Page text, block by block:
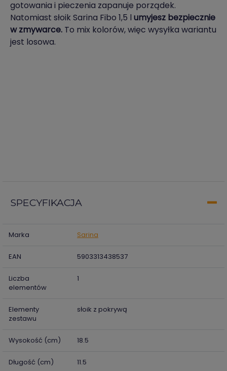
gotowania i pieczenia zapanuje porządek.
Natomiast słoik Sarina Fibo 1,5 l umyjesz bezpiecznie
w zmywarce. To mix kolorów, więc wysyłka wariantu
jest losowa.
SPECYFIKACJA
Marka Sarina
EAN 5903313438537
Liczba
elementów
1
Elementy
zestawu
słoik z pokrywą
Wysokość (cm) 18.5
Długość (cm) 11.5